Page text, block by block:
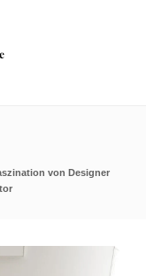
von Designer